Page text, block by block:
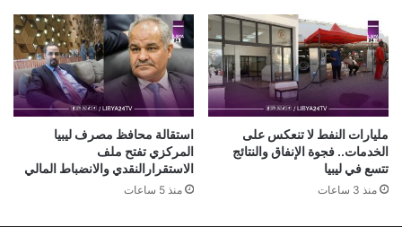
مليارات النفط لا تنعكس على
الخدمات.. فجوة الإنفاق والنتائج
تتسع في ليبيا
منذ 3 ساعات
استقالة محافظ مصرف ليبيا
المركزي تفتح ملف
الاستقرارالنقدي والانضباط المالي
منذ 5 ساعات